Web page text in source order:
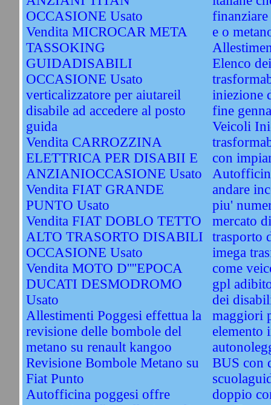
OCCASIONE Usato
Vendita MICROCAR META
TASSOKING
GUIDADISABILI
OCCASIONE Usato
verticalizzatore per aiutareil
disabile ad accedere al posto
guida
Vendita CARROZZINA
ELETTRICA PER DISABII E
ANZIANIOCCASIONE Usato
Vendita FIAT GRANDE
PUNTO Usato
Vendita FIAT DOBLO TETTO
ALTO TRASORTO DISABILI
OCCASIONE Usato
Vendita MOTO D''''EPOCA
DUCATI DESMODROMO
Usato
Allestimenti Poggesi effettua la
revisione delle bombole del
metano su renault kangoo
Revisione Bombole Metano su
Fiat Punto
Autofficina poggesi offre
e o
Elenco
iniezione
fine
Veicoli
con
andare
piu'
mercato
trasporto
imega
come
gpl
dei
maggiori
elemento
BUS con
doppio